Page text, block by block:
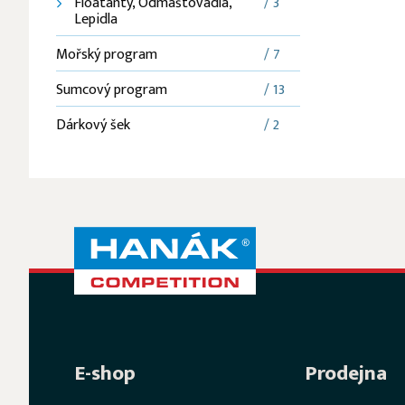
Lepidla
Mořský program
/ 7
Sumcový program
/ 13
Dárkový šek
/ 2
E-shop Prodejna